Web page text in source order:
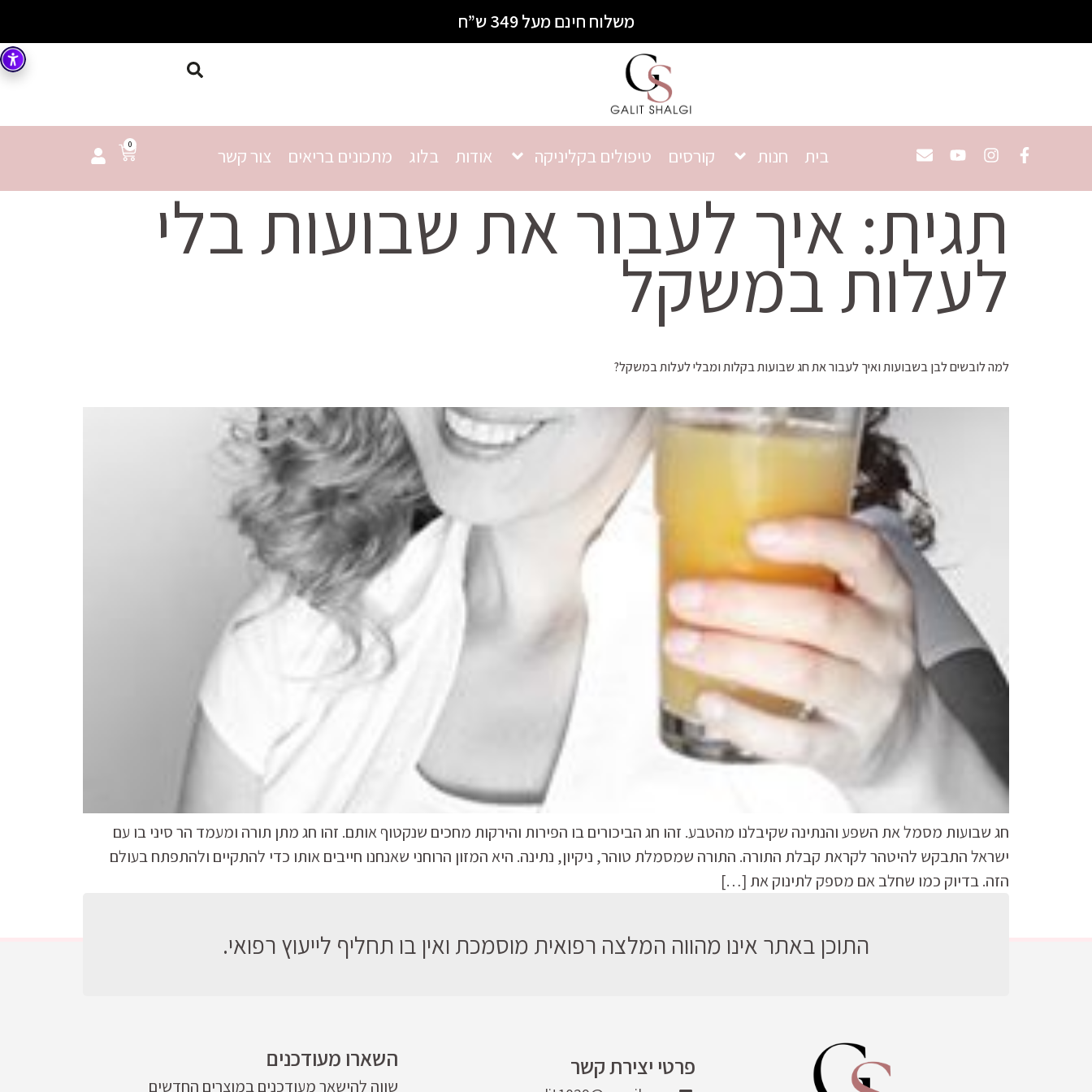
משלוח חינם מעל 349 ש”ח
בית חנות קורסים טיפולים בקליניקה אודות בלוג מתכונים בריאים צור קשר
0
תגית: איך לעבור את שבועות בלי
לעלות במשקל
למה לובשים לבן בשבועות ואיך לעבור את חג שבועות בקלות ומבלי לעלות במשקל?
חג שבועות מסמל את השפע והנתינה שקיבלנו מהטבע. זהו חג הביכורים בו הפירות והירקות מחכים שנקטוף אותם. זהו חג מתן תורה ומעמד הר סיני בו עם
ישראל התבקש להיטהר לקראת קבלת התורה. התורה שמסמלת טוהר, ניקיון, נתינה. היא המזון הרוחני שאנחנו חייבים אותו כדי להתקיים ולהתפתח בעולם
הזה. בדיוק כמו שחלב אם מספק לתינוק את […]
פרטי יצירת קשר השארו מעודכנים
שווה להישאר מעודכנים במוצרים החדשים
התוכן באתר אינו מהווה המלצה רפואית מוסמכת ואין בו תחליף לייעוץ רפואי.